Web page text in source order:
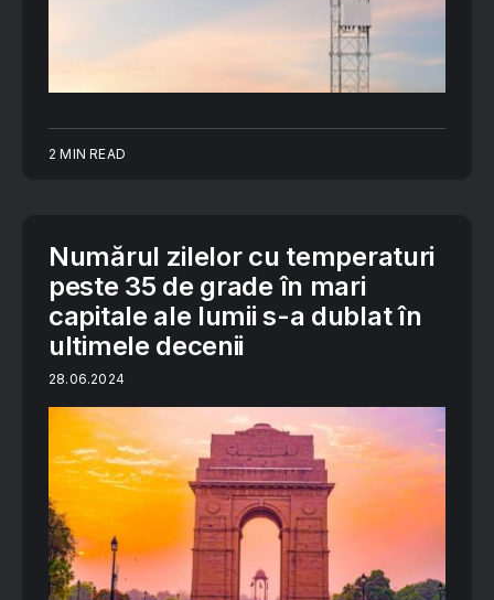
2 MIN READ
Numărul zilelor cu temperaturi
peste 35 de grade în mari
capitale ale lumii s-a dublat în
ultimele decenii
28.06.2024